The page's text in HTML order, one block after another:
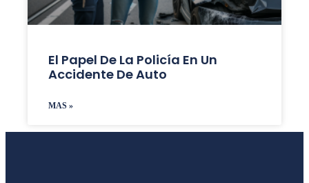
El Papel De La Policía En Un
Accidente De Auto
MAS »